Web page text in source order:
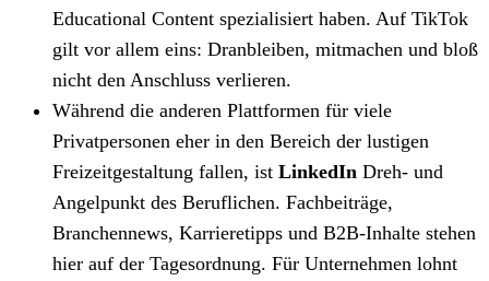
Educational Content spezialisiert haben. Auf TikTok
gilt vor allem eins: Dranbleiben, mitmachen und bloß
nicht den Anschluss verlieren.
Während die anderen Plattformen für viele
Privatpersonen eher in den Bereich der lustigen
Freizeitgestaltung fallen, ist LinkedIn Dreh- und
Angelpunkt des Beruflichen. Fachbeiträge,
Branchennews, Karrieretipps und B2B-Inhalte stehen
hier auf der Tagesordnung. Für Unternehmen lohnt